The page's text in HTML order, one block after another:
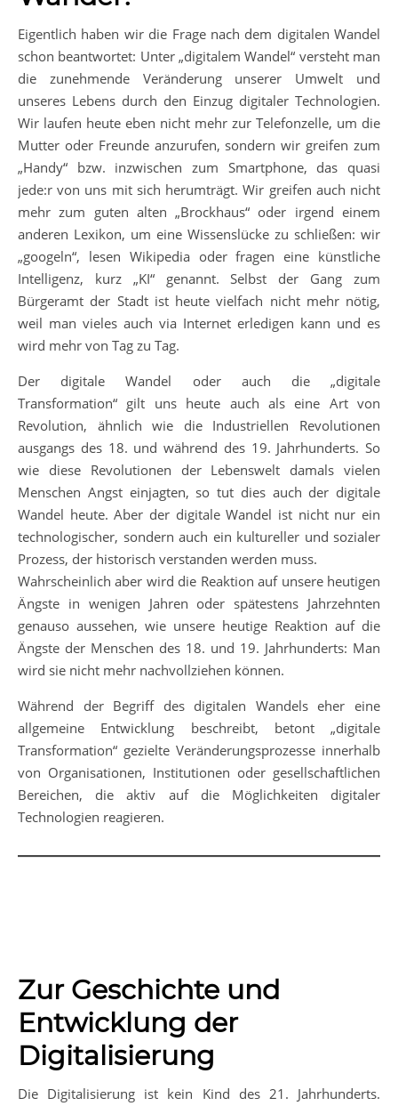
Eigentlich haben wir die Frage nach dem digitalen Wandel
schon beantwortet: Unter „digitalem Wandel“ versteht man
die zunehmende Veränderung unserer Umwelt und
unseres Lebens durch den Einzug digitaler Technologien.
Wir laufen heute eben nicht mehr zur Telefonzelle, um die
Mutter oder Freunde anzurufen, sondern wir greifen zum
„Handy“ bzw. inzwischen zum Smartphone, das quasi
jede:r von uns mit sich herumträgt. Wir greifen auch nicht
mehr zum guten alten „Brockhaus“ oder irgend einem
anderen Lexikon, um eine Wissenslücke zu schließen: wir
„googeln“, lesen Wikipedia oder fragen eine künstliche
Intelligenz, kurz „KI“ genannt. Selbst der Gang zum
Bürgeramt der Stadt ist heute vielfach nicht mehr nötig,
weil man vieles auch via Internet erledigen kann und es
wird mehr von Tag zu Tag.
Der digitale Wandel oder auch die „digitale
Transformation“ gilt uns heute auch als eine Art von
Revolution, ähnlich wie die Industriellen Revolutionen
ausgangs des 18. und während des 19. Jahrhunderts. So
wie diese Revolutionen der Lebenswelt damals vielen
Menschen Angst einjagten, so tut dies auch der digitale
Wandel heute. Aber der digitale Wandel ist nicht nur ein
technologischer, sondern auch ein kultureller und sozialer
Prozess, der historisch verstanden werden muss.
Wahrscheinlich aber wird die Reaktion auf unsere heutigen
Ängste in wenigen Jahren oder spätestens Jahrzehnten
genauso aussehen, wie unsere heutige Reaktion auf die
Ängste der Menschen des 18. und 19. Jahrhunderts: Man
wird sie nicht mehr nachvollziehen können.
Während der Begriff des digitalen Wandels eher eine
allgemeine Entwicklung beschreibt, betont „digitale
Transformation“ gezielte Veränderungsprozesse innerhalb
von Organisationen, Institutionen oder gesellschaftlichen
Bereichen, die aktiv auf die Möglichkeiten digitaler
Technologien reagieren.
Zur Geschichte und
Entwicklung der
Digitalisierung
Die Digitalisierung ist kein Kind des 21. Jahrhunderts.